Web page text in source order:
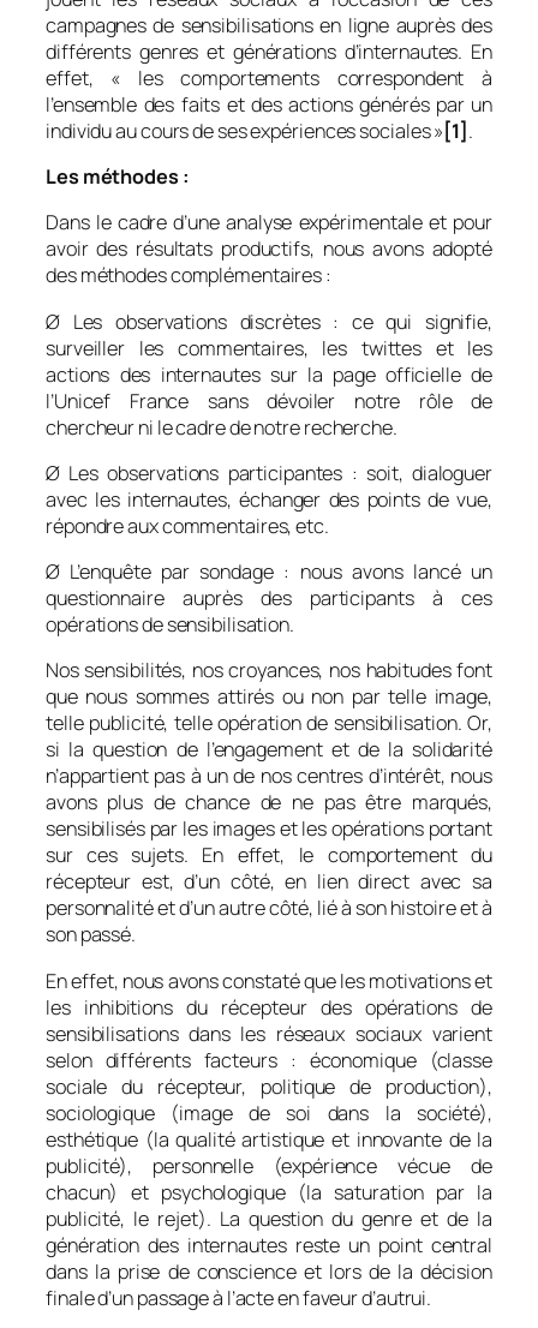
campagnes de sensibilisations en ligne auprès des
différents genres et générations d’internautes. En
effet, « les comportements correspondent à
l’ensemble des faits et des actions générés par un
individu au cours de ses expériences sociales » [1] .
Les méthodes :
Dans le cadre d’une analyse expérimentale et pour
avoir des résultats productifs, nous avons adopté
des méthodes complémentaires :
Ø Les observations discrètes : ce qui signifie,
surveiller les commentaires, les twittes et les
actions des internautes sur la page officielle de
l’Unicef France sans dévoiler notre rôle de
chercheur ni le cadre de notre recherche.
Ø Les observations participantes : soit, dialoguer
avec les internautes, échanger des points de vue,
répondre aux commentaires, etc.
Ø L’enquête par sondage : nous avons lancé un
questionnaire auprès des participants à ces
opérations de sensibilisation.
Nos sensibilités, nos croyances, nos habitudes font
que nous sommes attirés ou non par telle image,
telle publicité, telle opération de sensibilisation. Or,
si la question de l’engagement et de la solidarité
n’appartient pas à un de nos centres d’intérêt, nous
avons plus de chance de ne pas être marqués,
sensibilisés par les images et les opérations portant
sur ces sujets. En effet, le comportement du
récepteur est, d’un côté, en lien direct avec sa
personnalité et d’un autre côté, lié à son histoire et à
son passé.
En effet, nous avons constaté que les motivations et
les inhibitions du récepteur des opérations de
sensibilisations dans les réseaux sociaux varient
selon différents facteurs : économique (classe
sociale du récepteur, politique de production),
sociologique (image de soi dans la société),
esthétique (la qualité artistique et innovante de la
publicité), personnelle (expérience vécue de
chacun) et psychologique (la saturation par la
publicité, le rejet). La question du genre et de la
génération des internautes reste un point central
dans la prise de conscience et lors de la décision
finale d’un passage à l’acte en faveur d’autrui.